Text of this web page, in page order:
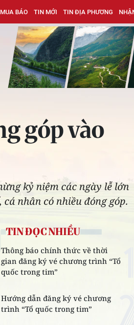
MUA BÁO TIN MỚI TIN ĐỊA PHƯƠNG
góp vào
kỷ niệm các ngày lễ lớn
nhân có nhiều đóng góp.
TIN ĐỌC NHIỀU
Thông báo chính thức về thời
gian đăng ký vé chương trình “Tổ
quốc trong tim”
Hướng dẫn đăng ký vé chương
trình “Tổ quốc trong tim”